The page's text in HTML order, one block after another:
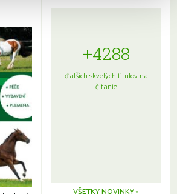
+4288
ďalších skvelých titulov na
čítanie